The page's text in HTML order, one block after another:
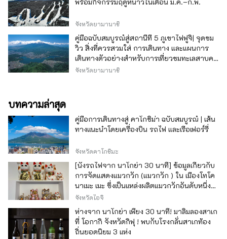
จังหวัดยามานาชิ
คู่มือฉบับสมบูรณ์สู่สถานีที่ 5 ภูเขาไฟฟูจิ| จุดชม
วิว สิ่งที่ควรสวมใส่ การเดินทาง และแผนการ
เดินทางตัวอย่างสำหรับการเที่ยวชมทะเลสาบคา
วากุจิ
จังหวัดยามานาชิ
บทความล่าสุด
คู่มือการเดินทางสู่ คาโกชิม่า ฉบับสมบูรณ์ | เส้น
ทางแนะนำโดยเครื่องบิน รถไฟ และเรือเฟอร์รี่
จังหวัดคาโกชิมะ
[นั่งรถไฟจาก นาโกย่า 30 นาที] ข้อมูลเกี่ยวกับ
การจัดแสดงแมวกวัก (แมวกวัก ) ใน เมืองโทโค
นาเมะ เมะ ซึ่งเป็นแหล่งผลิตแมวกวักอันดับหนึ่ง
ของญี่ปุ่น
จังหวัดไอจิ
ห่างจาก นาโกย่า เพียง 30 นาที! มาลิ้มลองสาเก
ที่ โอกากิ จังหวัดกิฟุ ! พบกับโรงกลั่นสาเกท้อง
ถิ่นยอดนิยม 3 แห่ง